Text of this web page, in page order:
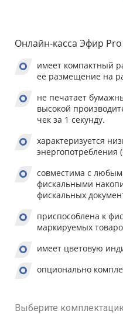
Онлайн-касса Эфир
имеет компактный
её размещение на
не печатает
высокой
чек за 1 секунду.
характеризуется
энергопотребления
совместима с
фискальными
фискальных
приспособлена к
маркируемых
имеет цветовую
опционально
Выберите